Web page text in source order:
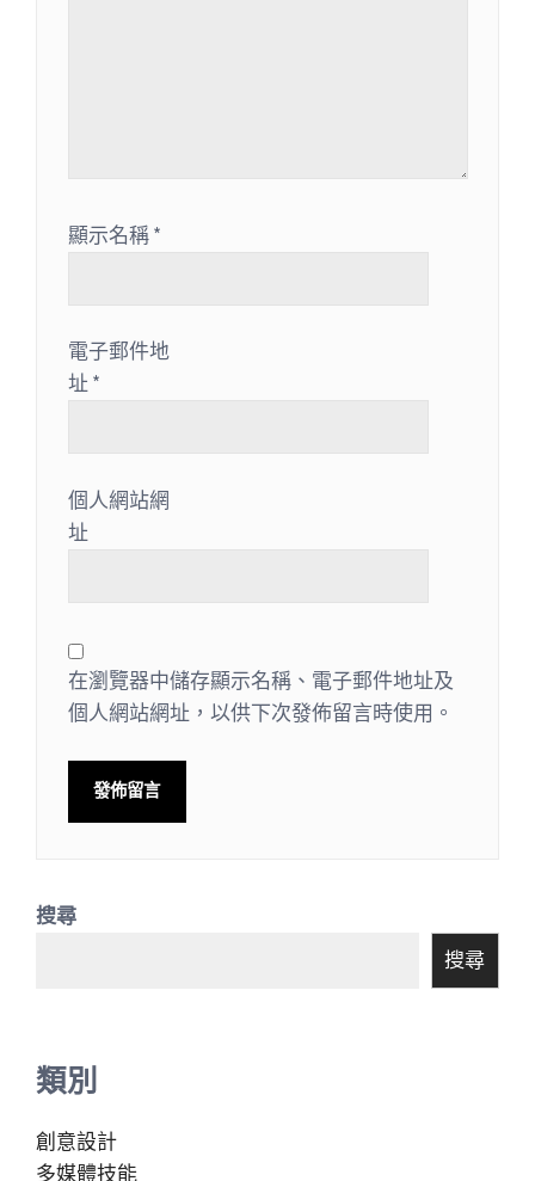
顯示名稱*
電子郵件地
址 *
個人網站網
址
在瀏覽器中儲存顯示名稱、電子郵件地址及
個人網站網址，以供下次發佈留言時使用。
搜尋
搜尋
類別
創意設計
多媒體技能